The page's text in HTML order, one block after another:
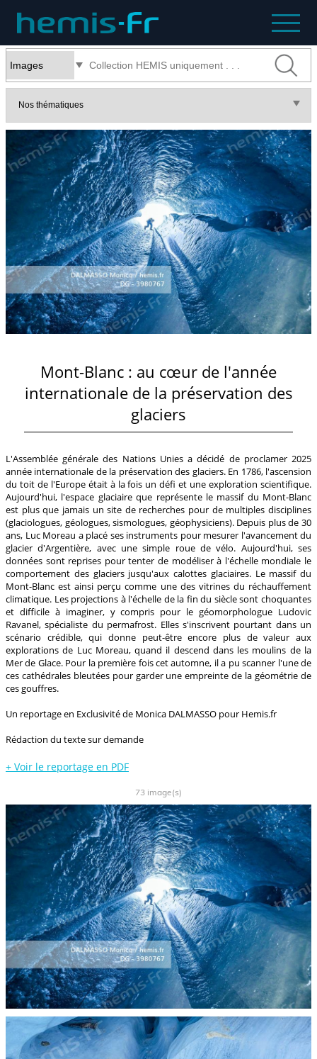
Mont-Blanc : au cœur de l'année
internationale de la préservation des
glaciers
L'Assemblée générale des Nations Unies a décidé de proclamer 2025
année internationale de la préservation des glaciers. En 1786, l'ascension
du toit de l'Europe était à la fois un défi et une exploration scientifique.
Aujourd'hui, l'espace glaciaire que représente le massif du Mont-Blanc
est plus que jamais un site de recherches pour de multiples disciplines
(glaciologues, géologues, sismologues, géophysiciens). Depuis plus de 30
ans, Luc Moreau a placé ses instruments pour mesurer l'avancement du
glacier d'Argentière, avec une simple roue de vélo. Aujourd'hui, ses
données sont reprises pour tenter de modéliser à l'échelle mondiale le
comportement des glaciers jusqu'aux calottes glaciaires. Le massif du
Mont-Blanc est ainsi perçu comme une des vitrines du réchauffement
climatique. Les projections à l'échelle de la fin du siècle sont choquantes
et difficile à imaginer, y compris pour le géomorphologue Ludovic
Ravanel, spécialiste du permafrost. Elles s'inscrivent pourtant dans un
scénario crédible, qui donne peut-être encore plus de valeur aux
explorations de Luc Moreau, quand il descend dans les moulins de la
Mer de Glace. Pour la première fois cet automne, il a pu scanner l'une de
ces cathédrales bleutées pour garder une empreinte de la géométrie de
ces gouffres.
Un reportage en Exclusivité de Monica DALMASSO pour Hemis.fr
Rédaction du texte sur demande
+ Voir le reportage en PDF
73 image(s)